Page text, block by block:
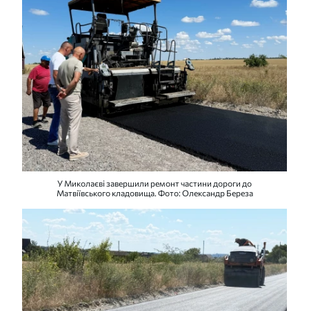
У Миколаєві завершили ремонт частини дороги до
Матвіївського кладовища. Фото: Олександр Береза